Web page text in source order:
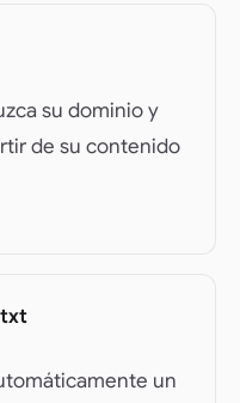
su dominio y
de su contenido
un